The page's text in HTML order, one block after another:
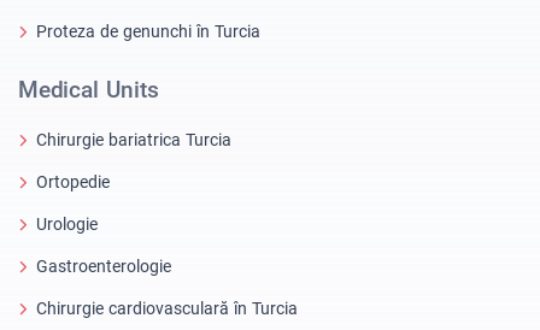
Proteza de genunchi în Turcia
Medical Units
Chirurgie bariatrica Turcia
Ortopedie
Urologie
Gastroenterologie
Chirurgie cardiovasculară în Turcia